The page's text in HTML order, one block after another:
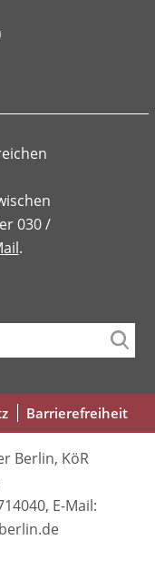
030 /
.
Barrierefreiheit
Berlin, KöR
E-Mail: